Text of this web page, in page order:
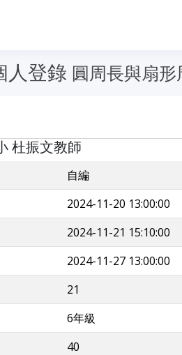
人登錄 圓周長與扇形
杜振文教師
自編
2024-11-20 13:00:00
2024-11-21 15:10:00
2024-11-27 13:00:00
21
6年級
40